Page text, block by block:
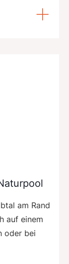
am Rand
auf einem
oder bei